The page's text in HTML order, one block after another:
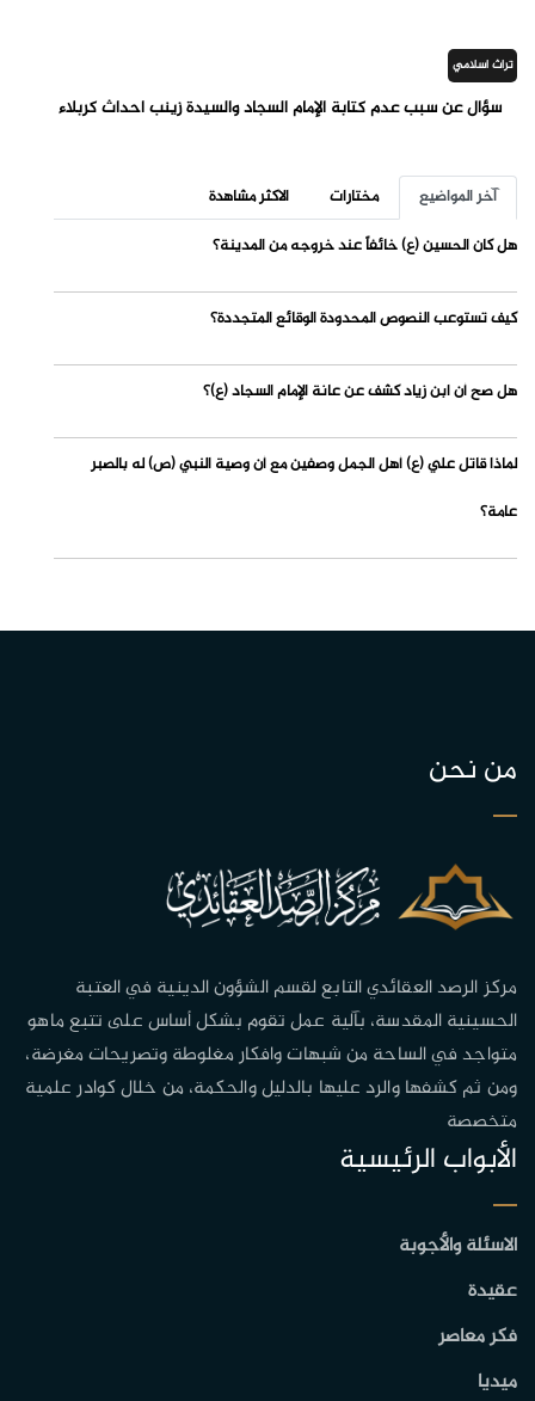
تراث اسلامي
سؤال عن سبب عدم كتابة الإمام السجاد والسيدة زينب احداث كربلاء
آخر المواضيع مختارات
الاكثر مشاهدة
هل كان الحسين (ع) خائفاً عند خروجه من المدينة؟
كيف تستوعب النصوص المحدودة الوقائع المتجددة؟
هل صح أن ابن زياد كشف عن عانة الإمام السجاد (ع)؟
لماذا قاتل علي (ع) أهل الجمل وصفين مع أن وصية النبي (ص) له بالصبر
عامة؟
من نحن
مركز الرصد العقائدي التابع لقسم الشؤون الدينية في العتبة
الحسينية المقدسة، بآلية عمل تقوم بشكل أساس على تتبع ماهو
متواجد في الساحة من شبهات وافكار مغلوطة وتصريحات مغرضة،
ومن ثم كشفها والرد عليها بالدليل والحكمة، من خلال كوادر علمية
متخصصة
الأبواب الرئيسية
الاسئلة والأجوبة
عقيدة
فكر معاصر
ميديا